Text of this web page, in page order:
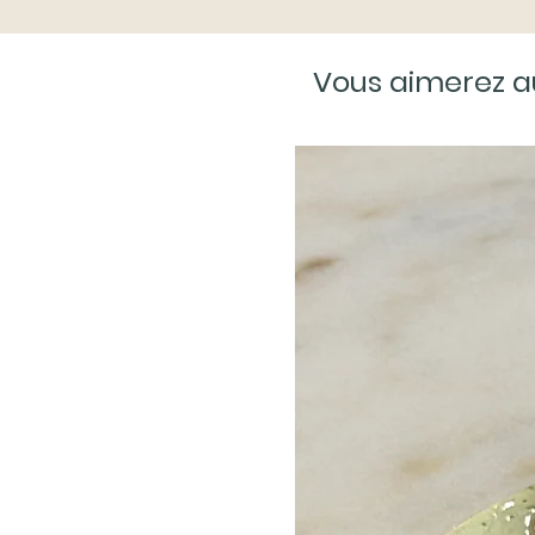
Vous aimerez